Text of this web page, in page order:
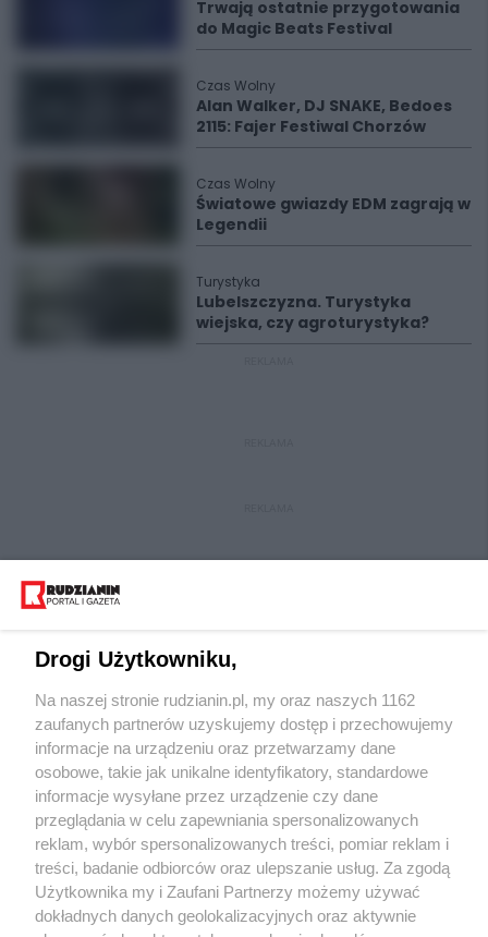
Trwają ostatnie przygotowania
do Magic Beats Festival
Czas Wolny
Alan Walker, DJ SNAKE, Bedoes
2115: Fajer Festiwal Chorzów
Czas Wolny
Światowe gwiazdy EDM zagrają w
Legendii
Turystyka
Lubelszczyzna. Turystyka
wiejska, czy agroturystyka?
Wydawca mediów lokalnych
Nie zapomnij
zapoznać się z:
polityką prywatności regulamin korzystania z portali
Twojemiasto
Piekary Śląskie
Skontakuj sięz nami
Kontakt
Drogi Użytkowniku,
Na naszej stronie rudzianin.pl, my oraz naszych 1162
zaufanych partnerów uzyskujemy dostęp i przechowujemy
informacje na urządzeniu oraz przetwarzamy dane
osobowe, takie jak unikalne identyfikatory, standardowe
informacje wysyłane przez urządzenie czy dane
przeglądania w celu zapewniania spersonalizowanych
reklam, wybór spersonalizowanych treści, pomiar reklam i
treści, badanie odbiorców oraz ulepszanie usług. Za zgodą
Użytkownika my i Zaufani Partnerzy możemy używać
dokładnych danych geolokalizacyjnych oraz aktywnie